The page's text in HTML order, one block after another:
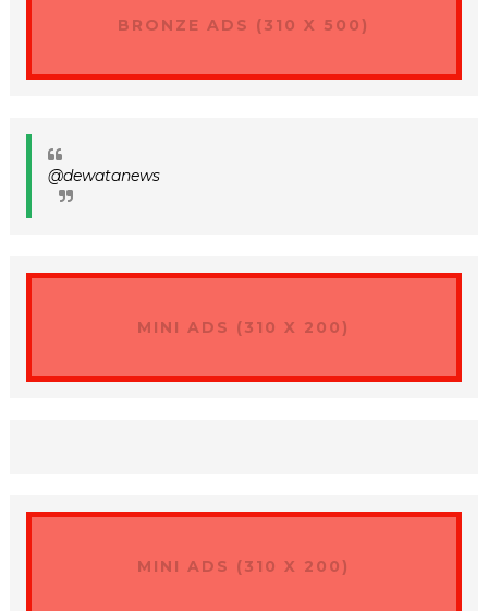
BRONZE ADS (310 X 500)
@dewatanews
MINI ADS (310 X 200)
MINI ADS (310 X 200)